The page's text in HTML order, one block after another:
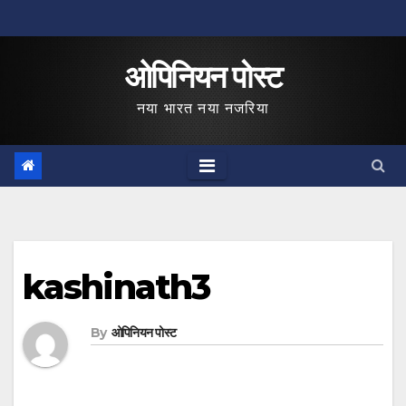
to
ओपिनियन पोस्ट
नया भारत नया नजरिया
kashinath3
By ओपिनियन पोस्ट